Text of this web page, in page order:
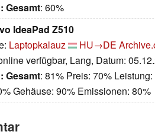
Gesamt: 60%
IdeaPad Z510
Laptopkalauz HU→DE
verfügbar, Lang, Datum:
Gesamt: 81% Preis: 70%
Gehäuse: 90% Emissionen: 80%